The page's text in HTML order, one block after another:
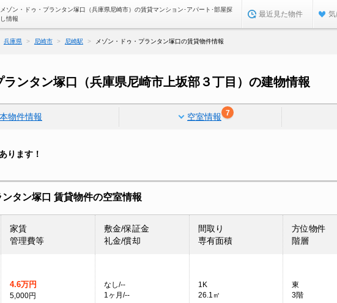
メゾン・ドゥ・プランタン塚口（兵庫県尼崎市）の賃貸マンション･アパート･部屋探
し情報
最近見た物件 気
兵庫県 尼崎市 尼崎駅 メゾン・ドゥ・プランタン塚口の賃貸物件情報
ランタン塚口（兵庫県尼崎市上坂部３丁目）の建物情報
物件情報 空室情報 7
ります！
タン塚口 賃貸物件の空室情報
家賃
管理費等
敷金/保証金
礼金/償却
間取り
専有面積
方位物件
階層
4.6万円
5,000円
なし/--
1ヶ月/--
1K
26.1㎡
東
3階